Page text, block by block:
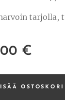
tarjolla,
€